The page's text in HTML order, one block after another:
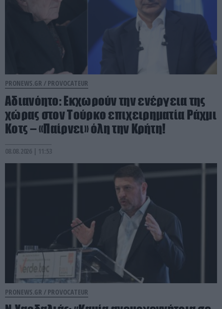
PRONEWS.GR / PROVOCATEUR
Αδιανόητο: Εκχωρούν την ενέργεια της
χώρας στον Τούρκο επιχειρηματία Ράχμι
Κοτς – «Παίρνει» όλη την Κρήτη!
08.08.2026 | 11:53
PRONEWS.GR / PROVOCATEUR